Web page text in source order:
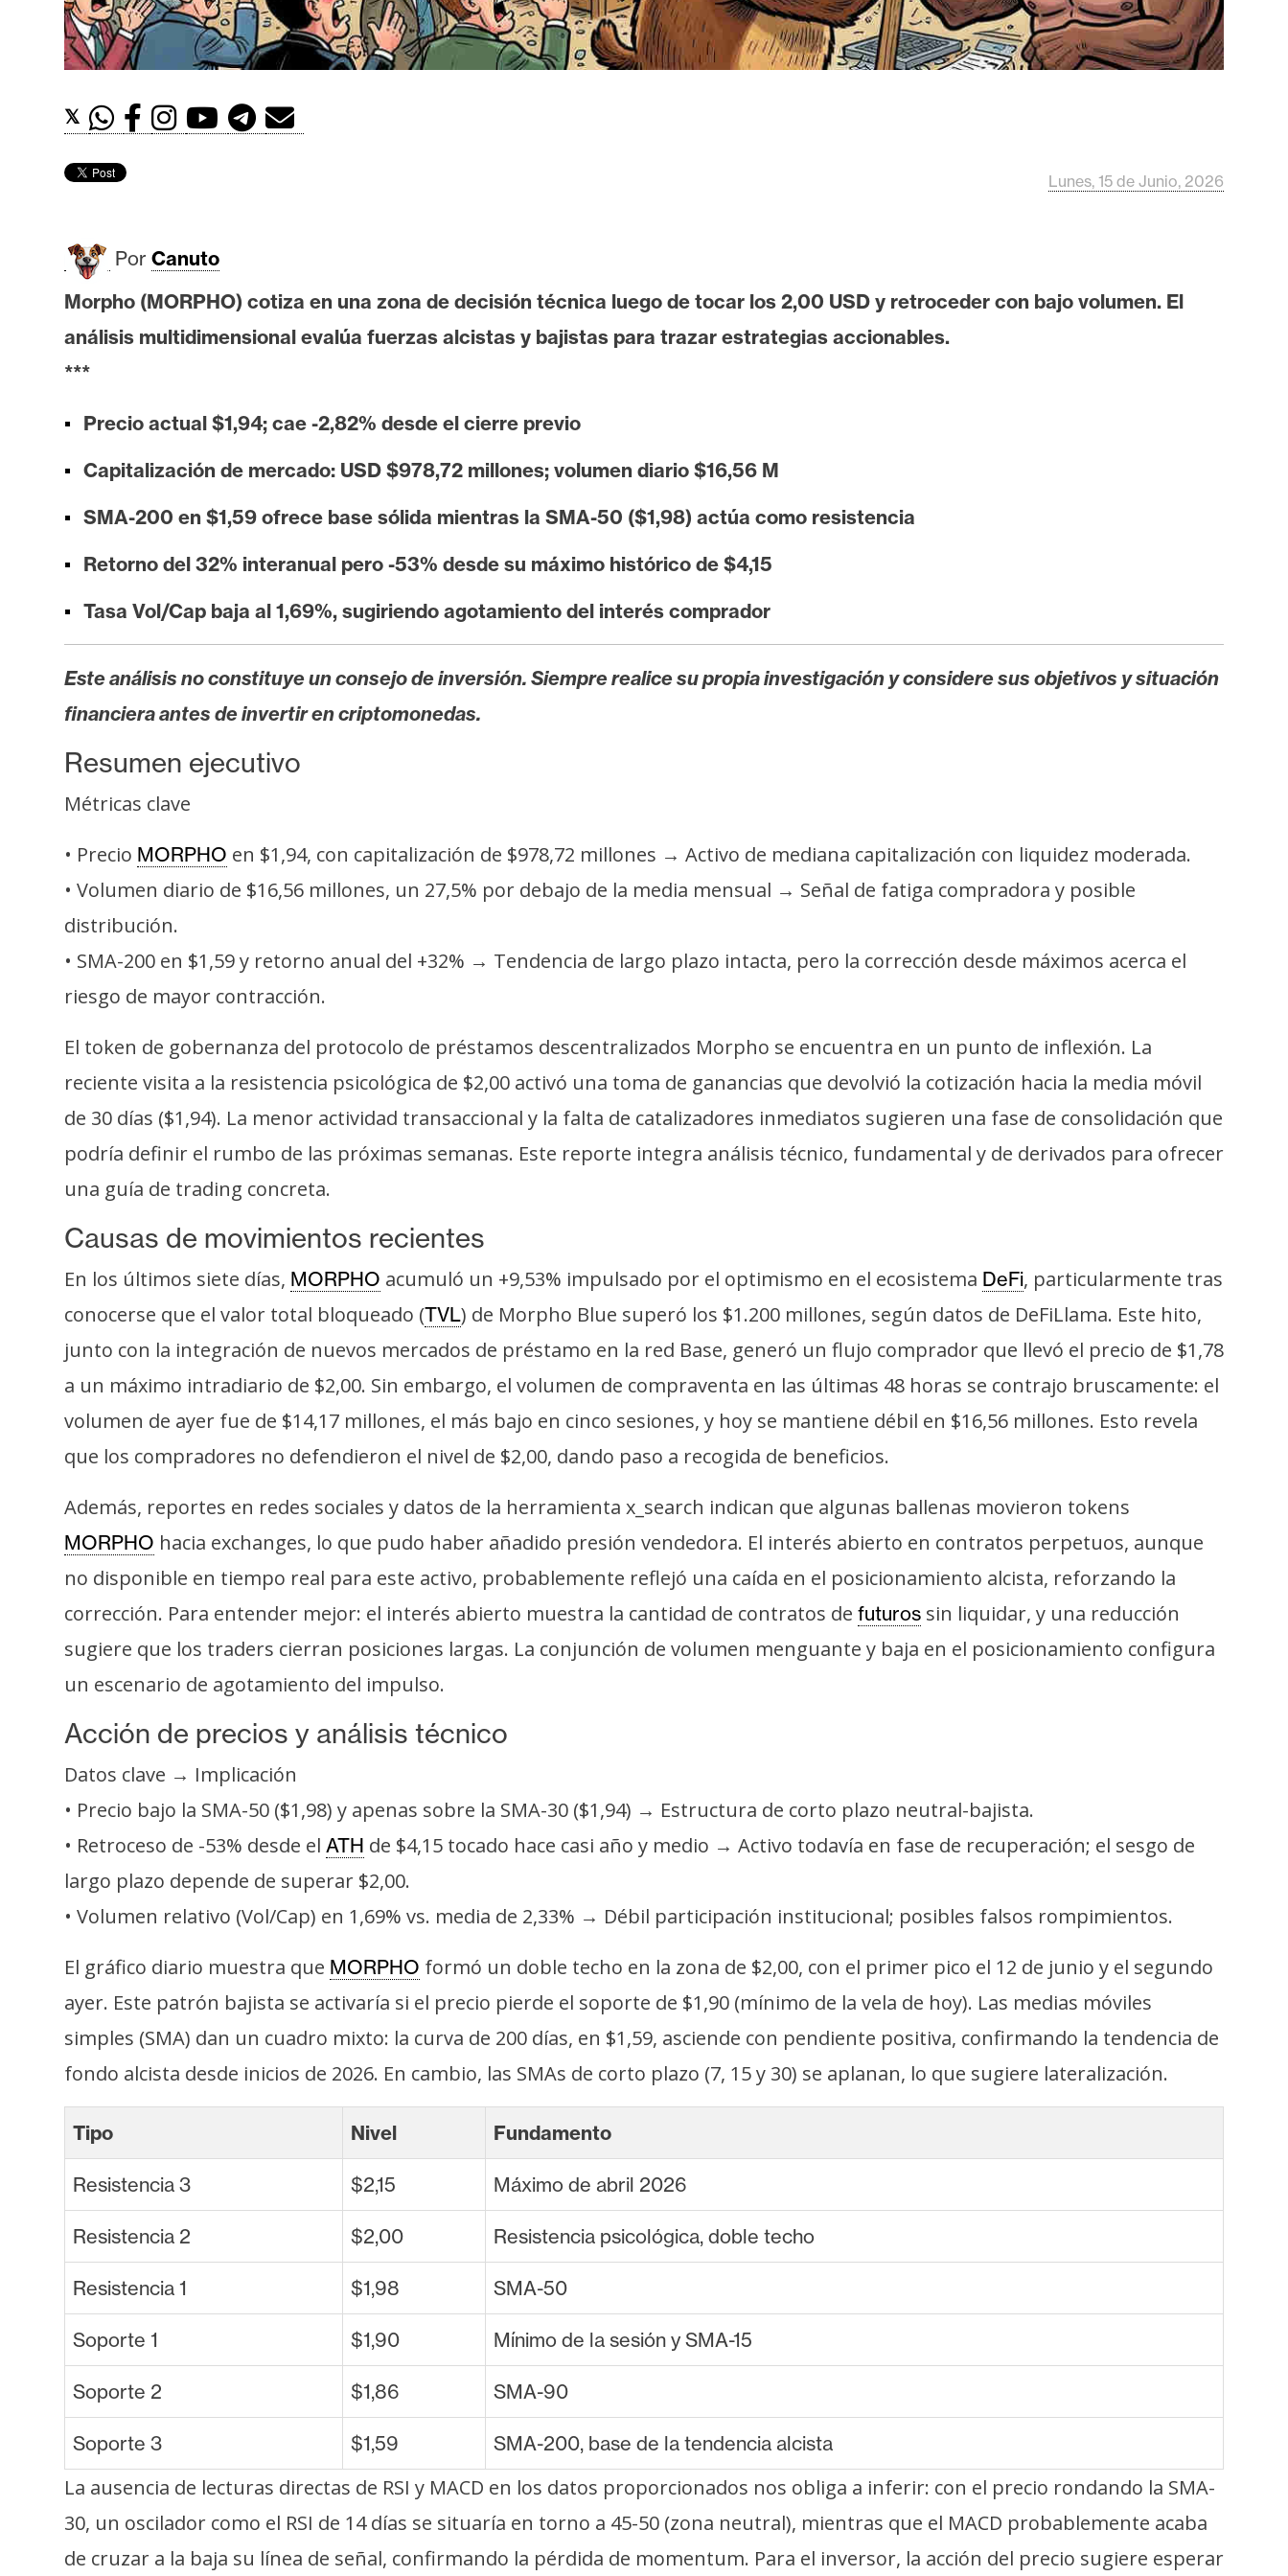
t
h
e
e
m
I
A
A
n
s
s
o
t
a
s
d
P
r
n
a
T
e
a
e
c
r
s
o
s
C
o
t
c
t
o
P
u
l
i
c
i
d
d
𝕏
Lunes, 15 de Junio, 2026
Por Canuto
Morpho (MORPHO) cotiza en una zona de decisión técnica luego de tocar los 2,00 USD y retroceder con bajo volumen. El
análisis multidimensional evalúa fuerzas alcistas y bajistas para trazar estrategias accionables.
***
Precio actual $1,94; cae -2,82% desde el cierre previo
Capitalización de mercado: USD $978,72 millones; volumen diario $16,56 M
SMA-200 en $1,59 ofrece base sólida mientras la SMA-50 ($1,98) actúa como resistencia
Retorno del 32% interanual pero -53% desde su máximo histórico de $4,15
Tasa Vol/Cap baja al 1,69%, sugiriendo agotamiento del interés comprador
Este análisis no constituye un consejo de inversión. Siempre realice su propia investigación y considere sus objetivos y situación
financiera antes de invertir en criptomonedas.
Resumen ejecutivo
Métricas clave
• Precio MORPHO en $1,94, con capitalización de $978,72 millones → Activo de mediana capitalización con liquidez moderada.
• Volumen diario de $16,56 millones, un 27,5% por debajo de la media mensual → Señal de fatiga compradora y posible
distribución.
• SMA-200 en $1,59 y retorno anual del +32% → Tendencia de largo plazo intacta, pero la corrección desde máximos acerca el
riesgo de mayor contracción.
El token de gobernanza del protocolo de préstamos descentralizados Morpho se encuentra en un punto de inflexión. La
reciente visita a la resistencia psicológica de $2,00 activó una toma de ganancias que devolvió la cotización hacia la media móvil
de 30 días ($1,94). La menor actividad transaccional y la falta de catalizadores inmediatos sugieren una fase de consolidación que
podría definir el rumbo de las próximas semanas. Este reporte integra análisis técnico, fundamental y de derivados para ofrecer
una guía de trading concreta.
Causas de movimientos recientes
En los últimos siete días, MORPHO acumuló un +9,53% impulsado por el optimismo en el ecosistema DeFi, particularmente tras
conocerse que el valor total bloqueado (TVL) de Morpho Blue superó los $1.200 millones, según datos de DeFiLlama. Este hito,
junto con la integración de nuevos mercados de préstamo en la red Base, generó un flujo comprador que llevó el precio de $1,78
a un máximo intradiario de $2,00. Sin embargo, el volumen de compraventa en las últimas 48 horas se contrajo bruscamente: el
volumen de ayer fue de $14,17 millones, el más bajo en cinco sesiones, y hoy se mantiene débil en $16,56 millones. Esto revela
que los compradores no defendieron el nivel de $2,00, dando paso a recogida de beneficios.
Además, reportes en redes sociales y datos de la herramienta x_search indican que algunas ballenas movieron tokens
MORPHO hacia exchanges, lo que pudo haber añadido presión vendedora. El interés abierto en contratos perpetuos, aunque
no disponible en tiempo real para este activo, probablemente reflejó una caída en el posicionamiento alcista, reforzando la
corrección. Para entender mejor: el interés abierto muestra la cantidad de contratos de futuros sin liquidar, y una reducción
sugiere que los traders cierran posiciones largas. La conjunción de volumen menguante y baja en el posicionamiento configura
un escenario de agotamiento del impulso.
Acción de precios y análisis técnico
Datos clave → Implicación
• Precio bajo la SMA-50 ($1,98) y apenas sobre la SMA-30 ($1,94) → Estructura de corto plazo neutral-bajista.
• Retroceso de -53% desde el ATH de $4,15 tocado hace casi año y medio → Activo todavía en fase de recuperación; el sesgo de
largo plazo depende de superar $2,00.
• Volumen relativo (Vol/Cap) en 1,69% vs. media de 2,33% → Débil participación institucional; posibles falsos rompimientos.
El gráfico diario muestra que MORPHO formó un doble techo en la zona de $2,00, con el primer pico el 12 de junio y el segundo
ayer. Este patrón bajista se activaría si el precio pierde el soporte de $1,90 (mínimo de la vela de hoy). Las medias móviles
simples (SMA) dan un cuadro mixto: la curva de 200 días, en $1,59, asciende con pendiente positiva, confirmando la tendencia de
fondo alcista desde inicios de 2026. En cambio, las SMAs de corto plazo (7, 15 y 30) se aplanan, lo que sugiere lateralización.
Tipo Nivel Fundamento
Resistencia 3 $2,15 Máximo de abril 2026
Resistencia 2 $2,00 Resistencia psicológica, doble techo
Resistencia 1 $1,98 SMA-50
Soporte 1 $1,90 Mínimo de la sesión y SMA-15
Soporte 2 $1,86 SMA-90
Soporte 3 $1,59 SMA-200, base de la tendencia alcista
La ausencia de lecturas directas de RSI y MACD en los datos proporcionados nos obliga a inferir: con el precio rondando la SMA-
30, un oscilador como el RSI de 14 días se situaría en torno a 45-50 (zona neutral), mientras que el MACD probablemente acaba
de cruzar a la baja su línea de señal, confirmando la pérdida de momentum. Para el inversor, la acción del precio sugiere esperar